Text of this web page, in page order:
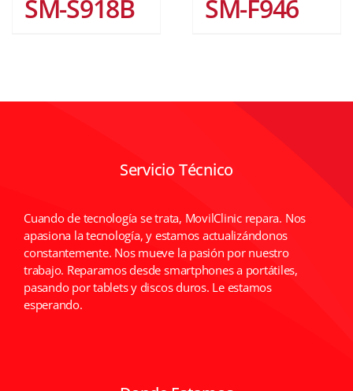
SM-S918B SM-F946
Servicio Técnico
Cuando de tecnología se trata, MovilClinic repara. Nos
apasiona la tecnología, y estamos actualizándonos
constantemente. Nos mueve la pasión por nuestro
trabajo. Reparamos desde smartphones a portátiles,
pasando por tablets y discos duros. Le estamos
esperando.